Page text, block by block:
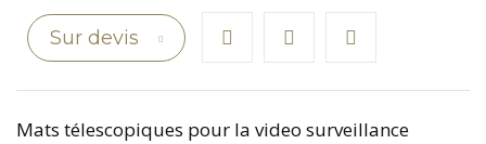
Sur devis
Mats télescopiques pour la video surveillance